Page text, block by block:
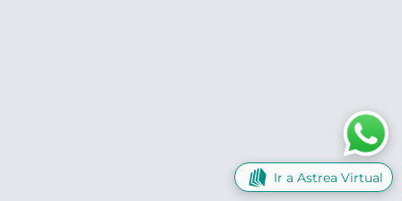
Ir a Astrea Virtual